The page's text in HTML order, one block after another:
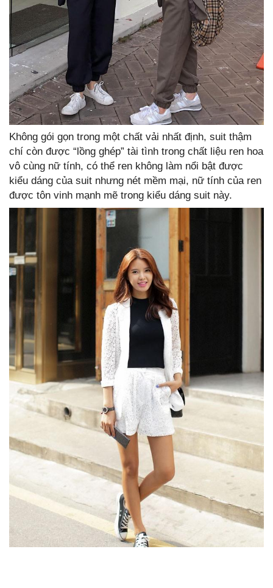
Không gói gọn trong một chất vải nhất định, suit thậm
chí còn được “lồng ghép” tài tình trong chất liệu ren hoa
vô cùng nữ tính, có thể ren không làm nổi bật được
kiểu dáng của suit nhưng nét mềm mại, nữ tính của ren
được tôn vinh mạnh mẽ trong kiểu dáng suit này.